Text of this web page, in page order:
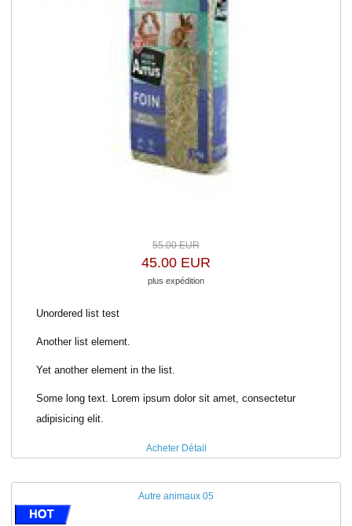
55.00 EUR
45.00 EUR
plus expédition
Unordered list test
Another list element.
Yet another element in the list.
Some long text. Lorem ipsum dolor sit amet, consectetur
adipisicing elit.
Acheter Détail
Autre animaux 05